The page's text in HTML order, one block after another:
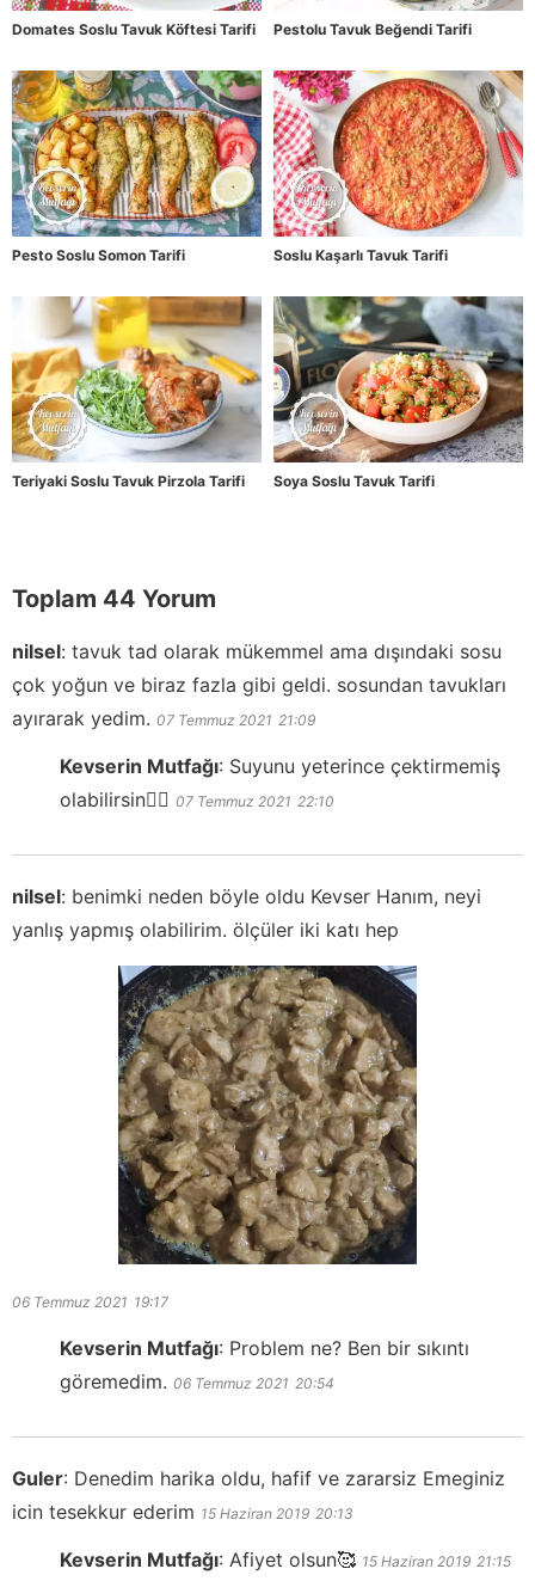
Domates Soslu Tavuk Köftesi Tarifi Pestolu Tavuk Beğendi Tarifi
Pesto Soslu Somon Tarifi Soslu Kaşarlı Tavuk Tarifi
Teriyaki Soslu Tavuk Pirzola Tarifi Soya Soslu Tavuk Tarifi
Toplam 44 Yorum
nilsel: tavuk tad olarak mükemmel ama dışındaki sosu
çok yoğun ve biraz fazla gibi geldi. sosundan tavukları
ayırarak yedim. 07 Temmuz 2021 21:09
Kevserin Mutfağı: Suyunu yeterince çektirmemiş
olabilirsin👍🏻 07 Temmuz 2021 22:10
nilsel: benimki neden böyle oldu Kevser Hanım, neyi
yanlış yapmış olabilirim. ölçüler iki katı hep
06 Temmuz 2021 19:17
Kevserin Mutfağı: Problem ne? Ben bir sıkıntı
göremedim. 06 Temmuz 2021 20:54
Guler: Denedim harika oldu, hafif ve zararsiz Emeginiz
icin tesekkur ederim 15 Haziran 2019 20:13
Kevserin Mutfağı: Afiyet olsun🥰 15 Haziran 2019 21:15